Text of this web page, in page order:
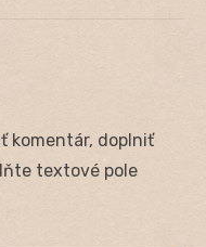
komentár, doplniť
textové pole